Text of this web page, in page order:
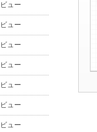
ュー
ュー
ュー
ュー
ュー
ュー
ュー